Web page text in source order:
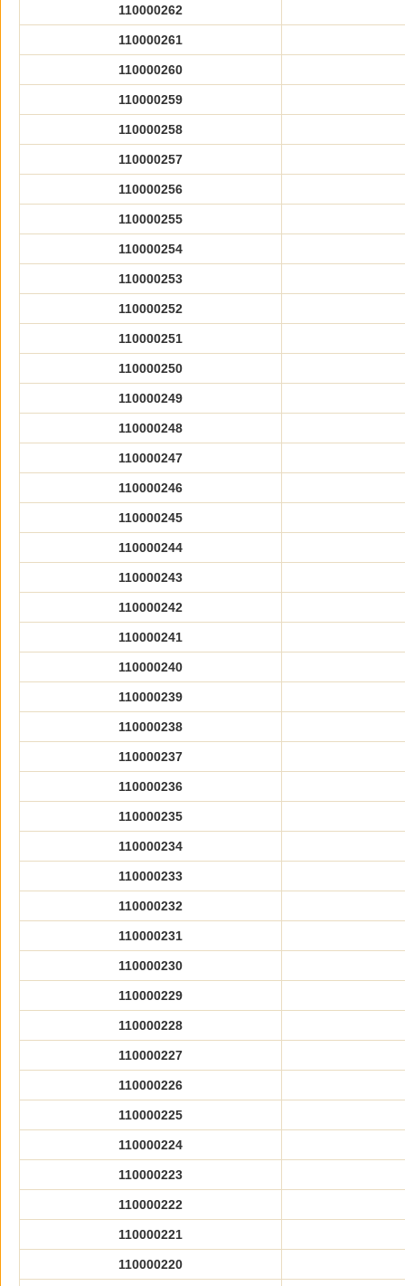
110000262
110000261
110000260
110000259
110000258
110000257
110000256
110000255
110000254
110000253
110000252
110000251
110000250
110000249
110000248
110000247
110000246
110000245
110000244
110000243
110000242
110000241
110000240
110000239
110000238
110000237
110000236
110000235
110000234
110000233
110000232
110000231
110000230
110000229
110000228
110000227
110000226
110000225
110000224
110000223
110000222
110000221
110000220